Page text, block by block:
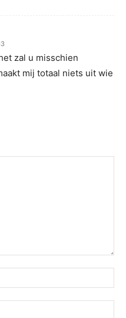
zal u misschien
mij totaal niets uit wie